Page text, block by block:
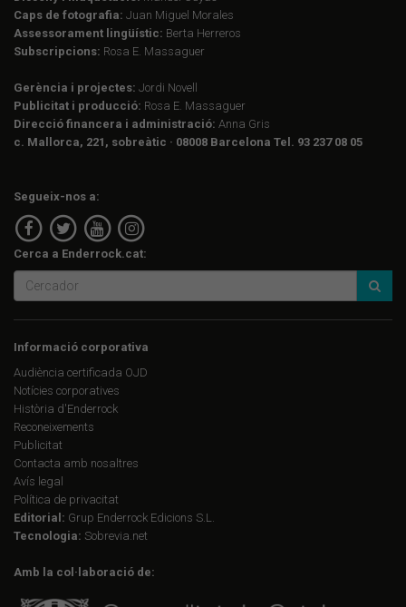
Caps de fotografia: Juan Miguel Morales
Assessorament lingüístic: Berta Herreros
Subscripcions: Rosa E. Massaguer
Gerència i projectes: Jordi Novell
Publicitat i producció: Rosa E. Massaguer
Direcció financera i administració: Anna Gris
c. Mallorca, 221, sobreàtic · 08008 Barcelona Tel. 93 237 08 05
Segueix-nos a:
Cerca a Enderrock.cat:
Informació corporativa
Audiència certificada OJD
Notícies corporatives
Història d'Enderrock
Reconeixements
Publicitat
Contacta amb nosaltres
Avís legal
Política de privacitat
Editorial: Grup Enderrock Edicions S.L.
Tecnologia: Sobrevia.net
Amb la col·laboració de: